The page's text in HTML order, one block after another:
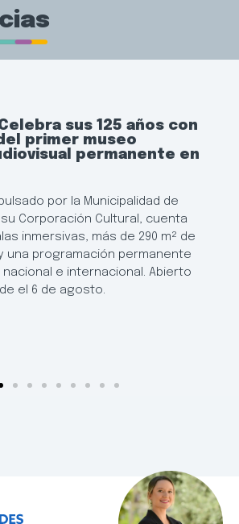
sus 125 años con
primer museo
permanente en
por la Municipalidad de
Corporación Cultural, cuenta
inmersivas, más de 290 m² de
una programación permanente
e internacional. Abierto
el 6 de agosto.